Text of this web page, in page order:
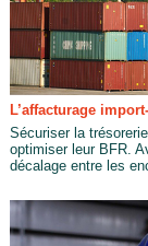
L’affacturage
Sécuriser la
optimiser leur BFR.
décalage entre les